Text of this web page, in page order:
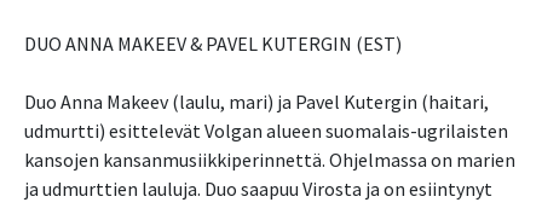
DUO ANNA MAKEEV & PAVEL KUTERGIN (EST)
Duo Anna Makeev (laulu, mari) ja Pavel Kutergin (haitari,
udmurtti) esittelevät Volgan alueen suomalais-ugrilaisten
kansojen kansanmusiikkiperinnettä. Ohjelmassa on marien
ja udmurttien lauluja. Duo saapuu Virosta ja on esiintynyt